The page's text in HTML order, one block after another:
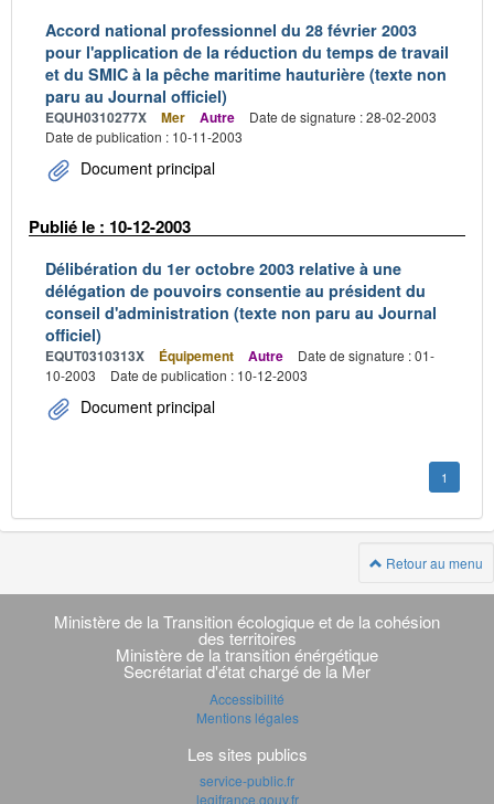
Accord national professionnel du 28 février 2003
pour l'application de la réduction du temps de travail
et du SMIC à la pêche maritime hauturière (texte non
paru au Journal officiel)
EQUH0310277X Mer Autre
Date de signature : 28-02-2003
Date de publication : 10-11-2003
Document principal
Publié le : 10-12-2003
Délibération du 1er octobre 2003 relative à une
délégation de pouvoirs consentie au président du
conseil d'administration (texte non paru au Journal
officiel)
EQUT0310313X Équipement Autre
Date de signature : 01-
10-2003
Date de publication : 10-12-2003
Document principal
1
Retour au menu
Navigation
transverse
Ministère de la Transition écologique et de la cohésion
des territoires
Ministère de la transition énérgétique
Secrétariat d'état chargé de la Mer
Accessibilité
Mentions légales
Les sites publics
service-public.fr
legifrance.gouv.fr